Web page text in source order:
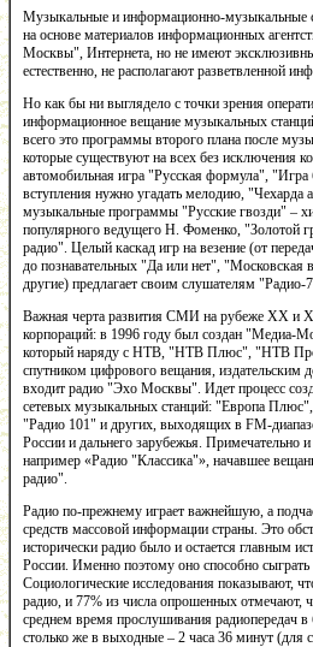
Музыкальные и информационно-музыкальные
на основе материалов информационных
Москвы", Интернета, но не имеют
естественно, не располагают разветвленной
Но как бы ни выглядело с точки зрения
информационное вещание музыкальных
всего это программы второго плана после
которые существуют на всех без исключения
автомобильная игра "Русская формула", "Игра
вступления нужно угадать мелодию, "Чехарда
музыкальные программы "Русские гвозди" –
популярного ведущего Н. Фоменко, "Золотой
радио". Целый каскад игр на везение (от
до познавательных "Да или нет",
другие) предлагает своим слушателям
Важная черта развития СМИ на рубеже XX и
корпораций: в 1996 году был создан "Медиа-
который наряду с НТВ, "НТВ Плюс", "НТВ
спутником цифрового вещания,
входит радио "Эхо Москвы". Идет процесс
сетевых музыкальных станций: "Европа
"Радио 101" и других, выходящих в FM-
России и дальнего зарубежья. Примечательно
например «Радио "Классика"», начавшее
радио".
Радио по-прежнему играет важнейшую, а
средств массовой информации страны. Это
исторически радио было и остается главным
России. Именно поэтому оно способно
Социологические исследования показывают,
радио, и 77% из числа опрошенных отмечают,
среднем время прослушивания радиопередач
столько же в выходные – 2 часа 36 минут (для